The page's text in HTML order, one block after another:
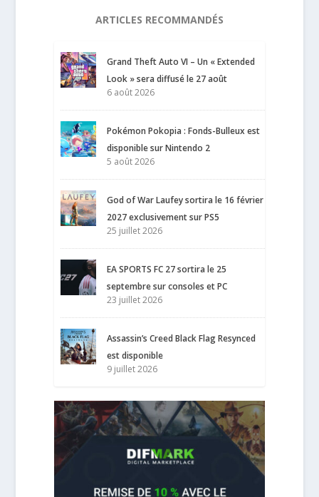
ARTICLES RECOMMANDÉS
Grand Theft Auto VI – Un « Extended
Look » sera diffusé le 27 août
6 août 2026
Pokémon Pokopia : Fonds-Bulleux est
disponible sur Nintendo 2
5 août 2026
God of War Laufey sortira le 16 février
2027 exclusivement sur PS5
25 juillet 2026
EA SPORTS FC 27 sortira le 25
septembre sur consoles et PC
23 juillet 2026
Assassin’s Creed Black Flag Resynced
est disponible
9 juillet 2026